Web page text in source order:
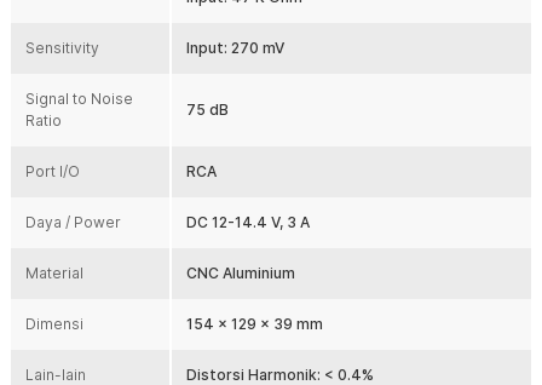
voltase dan arus yang tepat untuk menghindari terjadinya
Rincian yang Anda dapatkan untuk pembelian produk ini:
Sensitivity Input: 270 mV
Signal to Noise
Ratio
75 dB
Port I/O RCA
Daya / Power DC 12-14.4 V, 3 A
Material CNC Aluminium
Dimensi 154 x 129 x 39 mm
Lain-lain Distorsi Harmonik: < 0.4%